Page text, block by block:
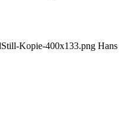
Kopie-400x133.png Hans